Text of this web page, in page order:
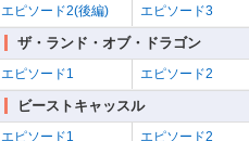
エピソード2(後編)
エピソード3
ザ・ランド・オブ・ドラゴン
エピソード1 エピソード2
ビーストキャッスル
エピソード1 エピソード2